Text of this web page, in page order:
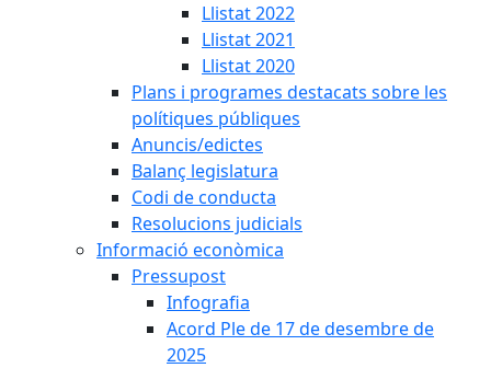
Llistat 2022
Llistat 2021
Llistat 2020
Plans i programes destacats sobre les
polítiques públiques
Anuncis/edictes
Balanç legislatura
Codi de conducta
Resolucions judicials
Informació econòmica
Pressupost
Infografia
Acord Ple de 17 de desembre de
2025